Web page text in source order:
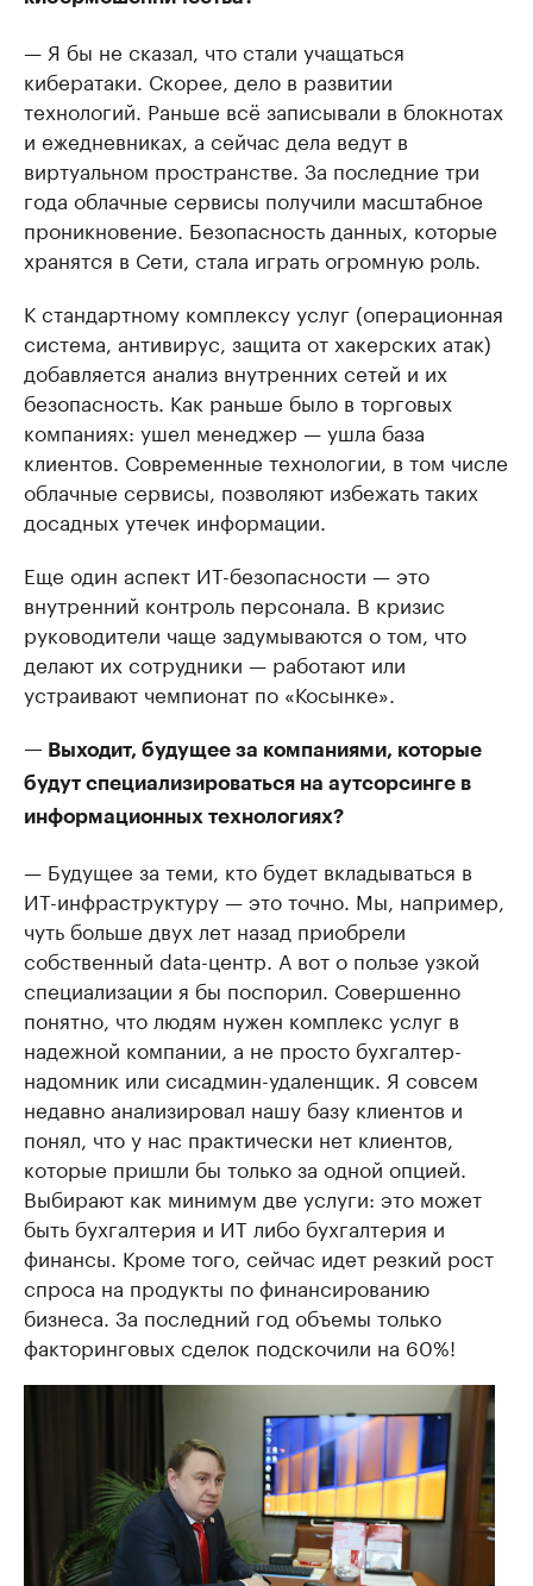
— Я бы не сказал, что стали учащаться
кибератаки. Скорее, дело в развитии
технологий. Раньше всё записывали в блокнотах
и ежедневниках, а сейчас дела ведут в
виртуальном пространстве. За последние три
года облачные сервисы получили масштабное
проникновение. Безопасность данных, которые
хранятся в Сети, стала играть огромную роль.
К стандартному комплексу услуг (операционная
система, антивирус, защита от хакерских атак)
добавляется анализ внутренних сетей и их
безопасность. Как раньше было в торговых
компаниях: ушел менеджер — ушла база
клиентов. Современные технологии, в том числе
облачные сервисы, позволяют избежать таких
досадных утечек информации.
Еще один аспект ИТ-безопасности — это
внутренний контроль персонала. В кризис
руководители чаще задумываются о том, что
делают их сотрудники — работают или
устраивают чемпионат по «Косынке».
— Выходит, будущее за компаниями, которые
будут специализироваться на аутсорсинге в
информационных технологиях?
— Будущее за теми, кто будет вкладываться в
ИТ-инфраструктуру — это точно. Мы, например,
чуть больше двух лет назад приобрели
собственный data-центр. А вот о пользе узкой
специализации я бы поспорил. Совершенно
понятно, что людям нужен комплекс услуг в
надежной компании, а не просто бухгалтер-
надомник или сисадмин-удаленщик. Я совсем
недавно анализировал нашу базу клиентов и
понял, что у нас практически нет клиентов,
которые пришли бы только за одной опцией.
Выбирают как минимум две услуги: это может
быть бухгалтерия и ИТ либо бухгалтерия и
финансы. Кроме того, сейчас идет резкий рост
спроса на продукты по финансированию
бизнеса. За последний год объемы только
факторинговых сделок подскочили на 60%!